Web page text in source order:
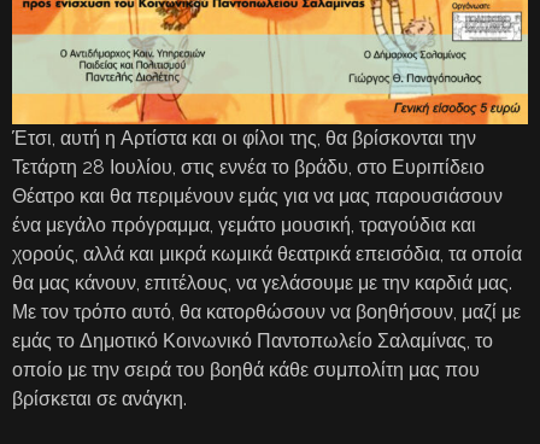
Έτσι, αυτή η Αρτίστα και οι φίλοι της, θα βρίσκονται την
Τετάρτη 28 Ιουλίου, στις εννέα το βράδυ, στο Ευριπίδειο
Θέατρο και θα περιμένουν εμάς για να μας παρουσιάσουν
ένα μεγάλο πρόγραμμα, γεμάτο μουσική, τραγούδια και
χορούς, αλλά και μικρά κωμικά θεατρικά επεισόδια, τα οποία
θα μας κάνουν, επιτέλους, να γελάσουμε με την καρδιά μας.
Με τον τρόπο αυτό, θα κατορθώσουν να βοηθήσουν, μαζί με
εμάς το Δημοτικό Κοινωνικό Παντοπωλείο Σαλαμίνας, το
οποίο με την σειρά του βοηθά κάθε συμπολίτη μας που
βρίσκεται σε ανάγκη.